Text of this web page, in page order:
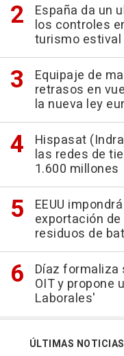
España da un
los controles
turismo estival
Equipaje de
retrasos en
la nueva ley
Hispasat
las redes de
1.600 millones
EEUU
exportación
residuos de
Díaz formaliza
OIT y propone
Laborales'
ÚLTIMAS NOTICIAS